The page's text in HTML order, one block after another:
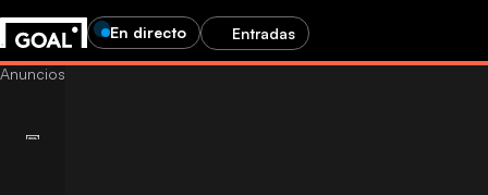
En directo Entradas